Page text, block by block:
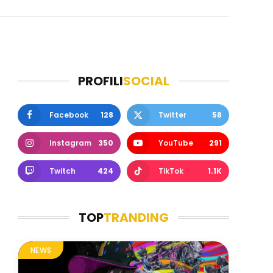
PROFILISOCIAL
Facebook 128 Twitter 58
Instagram 350 YouTube 291
Twitch 424 TikTok 1.1K
TOPTRANDING
NEWS